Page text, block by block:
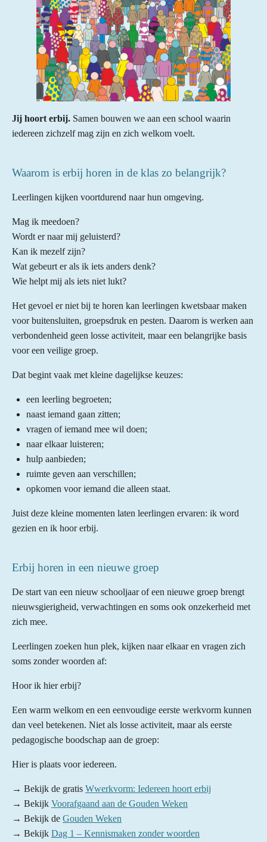
Jij hoort erbij. Samen bouwen we aan een school waarin
iedereen zichzelf mag zijn en zich welkom voelt.
Waarom is erbij horen in de klas zo belangrijk?
Leerlingen kijken voortdurend naar hun omgeving.
Mag ik meedoen?
Wordt er naar mij geluisterd?
Kan ik mezelf zijn?
Wat gebeurt er als ik iets anders denk?
Wie helpt mij als iets niet lukt?
Het gevoel er niet bij te horen kan leerlingen kwetsbaar maken
voor buitensluiten, groepsdruk en pesten. Daarom is werken aan
verbondenheid geen losse activiteit, maar een belangrijke basis
voor een veilige groep.
Dat begint vaak met kleine dagelijkse keuzes:
een leerling begroeten;
naast iemand gaan zitten;
vragen of iemand mee wil doen;
naar elkaar luisteren;
hulp aanbieden;
ruimte geven aan verschillen;
opkomen voor iemand die alleen staat.
Juist deze kleine momenten laten leerlingen ervaren: ik word
gezien en ik hoor erbij.
Erbij horen in een nieuwe groep
De start van een nieuw schooljaar of een nieuwe groep brengt
nieuwsgierigheid, verwachtingen en soms ook onzekerheid met
zich mee.
Leerlingen zoeken hun plek, kijken naar elkaar en vragen zich
soms zonder woorden af:
Hoor ik hier erbij?
Een warm welkom en een eenvoudige eerste werkvorm kunnen
dan veel betekenen. Niet als losse activiteit, maar als eerste
pedagogische boodschap aan de groep:
Hier is plaats voor iedereen.
→ Bekijk de gratis Wwerkvorm: Iedereen hoort erbij
→ Bekijk Voorafgaand aan de Gouden Weken
→ Bekijk de Gouden Weken
→ Bekijk Dag 1 – Kennismaken zonder woorden